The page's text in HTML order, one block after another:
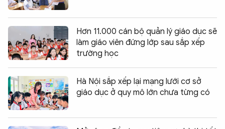
Hơn 11.000 cán bộ quản lý giáo dục sẽ
làm giáo viên đứng lớp sau sắp xếp
trường học
Hà Nội sắp xếp lại mạng lưới cơ sở
giáo dục ở quy mô lớn chưa từng có